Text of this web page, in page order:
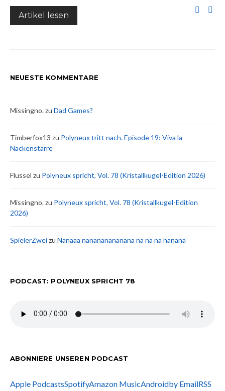
Artikel lesen
NEUESTE KOMMENTARE
Missingno.zu Dad Games?
Timberfox13 zu Polyneux tritt nach. Episode 19: Viva la
Nackenstarre
Flussel zu Polyneux spricht, Vol. 78 (Kristallkugel-Edition 2026)
Missingno.zu Polyneux spricht, Vol. 78 (Kristallkugel-Edition
2026)
SpielerZweizu Nanaaa nanananananana na na na nanana
PODCAST: POLYNEUX SPRICHT 78
ABONNIERE UNSEREN PODCAST
Apple PodcastsSpotifyAmazon MusicAndroidby EmailRSS